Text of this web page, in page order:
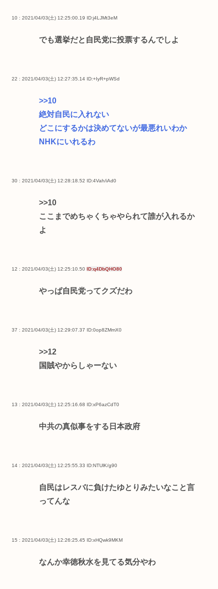
10 : 2021/04/03(土) 12:25:00.19 ID:j4LJMt3eM
でも選挙だと自民党に投票するんでしよ
22 : 2021/04/03(土) 12:27:35.14 ID:+IyR+pWSd
>>10
絶対自民に入れない
どこにするかは決めてないが最悪れいわか
NHKにいれるわ
30 : 2021/04/03(土) 12:28:18.52 ID:4Vah/iAd0
>>10
ここまでめちゃくちゃやられて誰が入れるか
よ
12 : 2021/04/03(土) 12:25:10.50 ID:q4DbQHO80
やっぱ自民党ってクズだわ
37 : 2021/04/03(土) 12:29:07.37 ID:0op8ZMmX0
>>12
国賊やからしゃーない
13 : 2021/04/03(土) 12:25:16.68 ID:xP6azCdT0
中共の真似事をする日本政府
14 : 2021/04/03(土) 12:25:55.33 ID:NTUlK/g90
自民はレスバに負けたゆとりみたいなこと言
ってんな
15 : 2021/04/03(土) 12:26:25.45 ID:xHQwk9MKM
なんか幸徳秋水を見てる気分やわ